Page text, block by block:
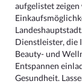
aufgelistet
Dienstleister, die
Beauty- und
Entspannen
Gesundheit.